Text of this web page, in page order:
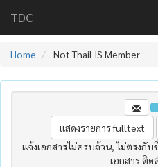
TDC
Home Not ThaiLIS Member
แจ้งเอกสารไม่ครบถ้วน, ไม่ตรงกั
เอกสาร ติ